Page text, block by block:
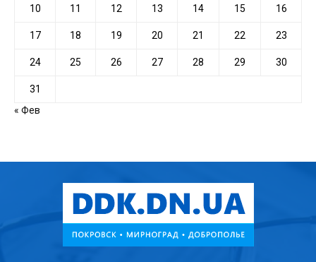
10 11 12 13 14 15 16
17 18 19 20 21 22 23
24 25 26 27 28 29 30
31
« Фев